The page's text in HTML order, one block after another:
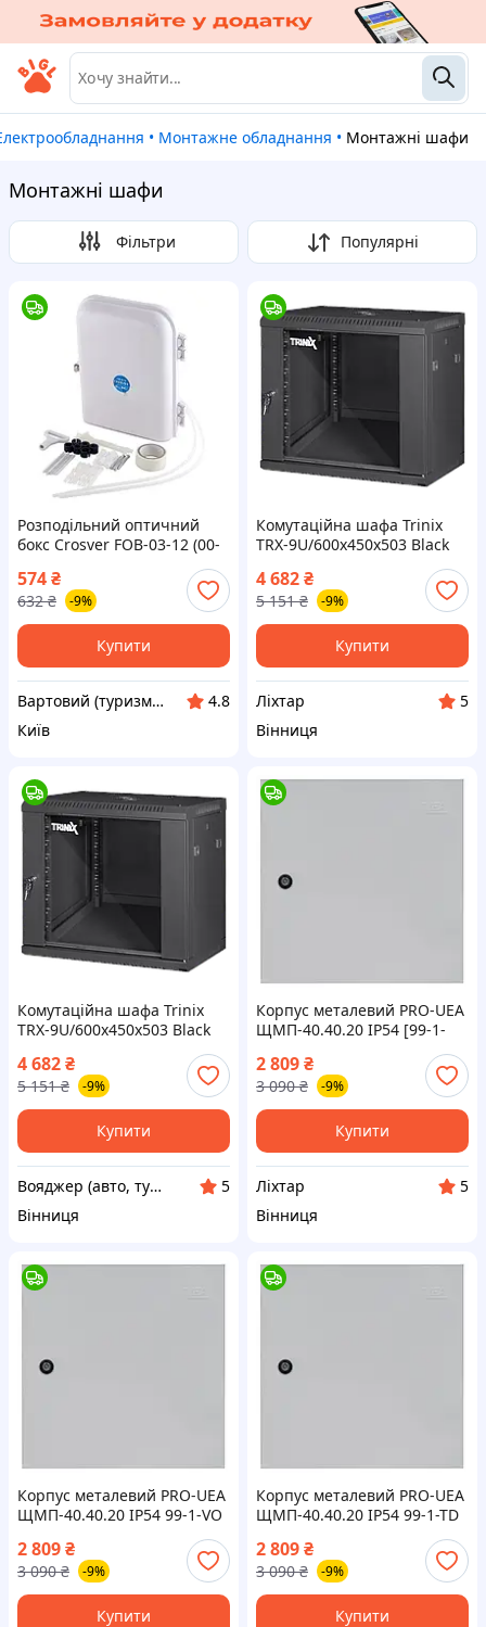
Електрообладнання • Монтажне обладнання • Монтажні шафи
Монтажні шафи
Фільтри Популярні
Розподільний оптичний
бокс Crosver FOB-03-12 (00-
574₴
632 ₴ -9%
Купити
Вартовий (туризм, полювання та рибалка)
4.8
Київ
Комутаційна шафа Trinix
TRX-9U/600x450x503 Black
4 682₴
5 151 ₴ -9%
Купити
Ліхтар
5
Вінниця
Комутаційна шафа Trinix
TRX-9U/600x450x503 Black
4 682₴
5 151 ₴ -9%
Купити
Вояджер (авто, туризм, спорт)
5
Вінниця
Корпус металевий PRO-UEA
ЩМП-40.40.20 IP54 [99-1-
2 809₴
3 090 ₴ -9%
Купити
Ліхтар
5
Вінниця
Корпус металевий PRO-UEA
ЩМП-40.40.20 IP54 99-1-VO
2 809₴
3 090 ₴ -9%
Купити
Корпус металевий PRO-UEA
ЩМП-40.40.20 IP54 99-1-TD
2 809₴
3 090 ₴ -9%
Купити